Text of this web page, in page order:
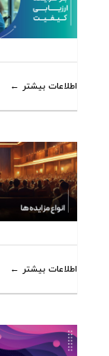
اطلاعات بیشتر
اطلاعات بیشتر